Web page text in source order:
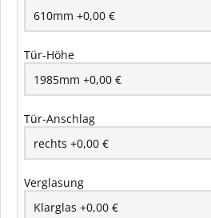
Tür-Höhe
Tür-Anschlag
Verglasung